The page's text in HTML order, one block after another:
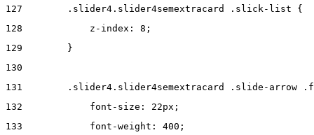
127
        .slider4.slider4semextracard .slick-list {
128
            z-index: 8;
129
        }
130
131
.slider4.slider4semextracard .slide-arrow
132
            font-size: 22px;
133
            font-weight: 400;